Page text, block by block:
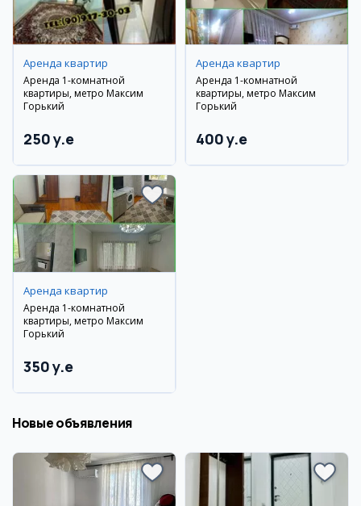
Аренда квартир
Аренда 1-комнатной
квартиры, метро Максим
Горький
250 y.e
Аренда квартир
Аренда 1-комнатной
квартиры, метро Максим
Горький
400 y.e
Аренда квартир
Аренда 1-комнатной
квартиры, метро Максим
Горький
350 y.e
Новые объявления